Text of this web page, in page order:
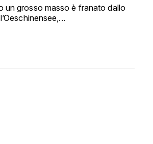
un grosso masso è franato dallo